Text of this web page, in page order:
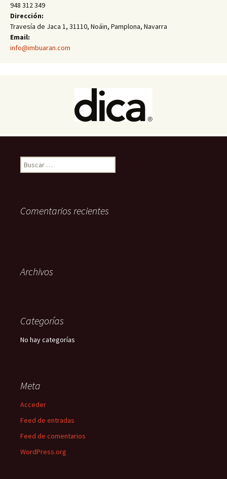
948 312 349
Dirección:
Travesía de Jaca 1, 31110, Noáin, Pamplona, Navarra
Email:
info@imbuaran.com
Buscar:
Comentarios recientes
Archivos
Categorías
No hay categorías
Meta
Acceder
Feed de entradas
Feed de comentarios
WordPress.org